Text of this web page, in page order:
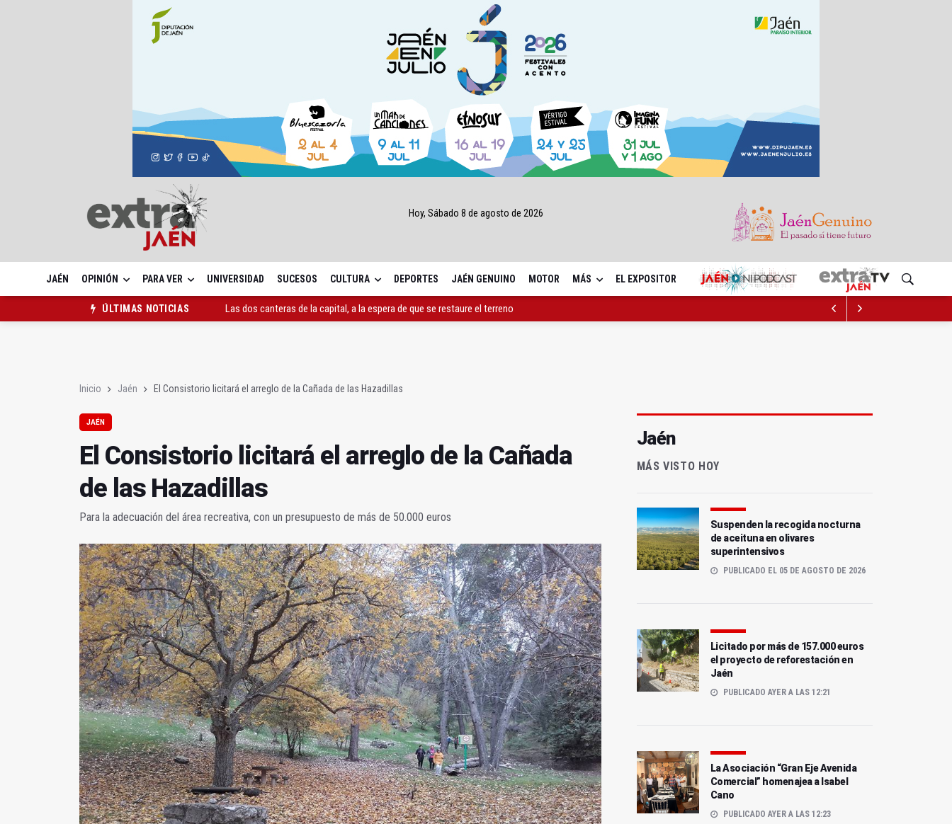
Hoy, Sábado 8 de agosto de 2026
JAÉN OPINIÓN PARA VER UNIVERSIDAD SUCESOS CULTURA DEPORTES JAÉN GENUINO MOTOR MÁS EL EXPOSITOR
ÚLTIMAS NOTICIAS
Las dos canteras de la capital, a la espera de que se restaure el terreno
Inicio Jaén El Consistorio licitará el arreglo de la Cañada de las Hazadillas
JAÉN
El Consistorio licitará el arreglo de la Cañada
de las Hazadillas
Para la adecuación del área recreativa, con un presupuesto de más de 50.000 euros
Jaén
MÁS VISTO HOY
Suspenden la recogida nocturna
de aceituna en olivares
superintensivos
PUBLICADO EL 05 DE AGOSTO DE 2026
Licitado por más de 157.000 euros
el proyecto de reforestación en
Jaén
PUBLICADO AYER A LAS 12:21
La Asociación “Gran Eje Avenida
Comercial” homenajea a Isabel
Cano
PUBLICADO AYER A LAS 12:23